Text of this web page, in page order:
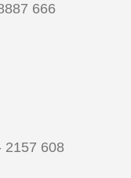
666
2157 608